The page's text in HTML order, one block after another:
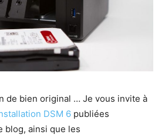
de bien original … Je vous invite à
DSM 6 publiées
blog, ainsi que les